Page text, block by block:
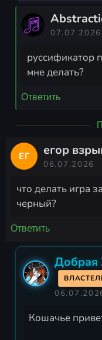
07.07.2026
руссификатор
мне делать?
Ответить
ЕГ егор
06.07.2026
что делать игра
черный?
Ответить
Добрая
Кошачье